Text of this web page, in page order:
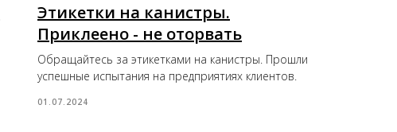
Этикетки на канистры.
Приклеено - не оторвать
Обращайтесь за этикетками на канистры. Прошли
успешные испытания на предприятиях клиентов.
01.07.2024